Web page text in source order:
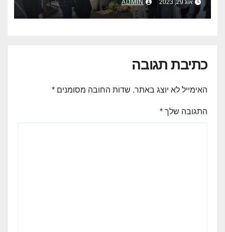
אוג 29, 2023 ADMIN
כתיבת תגובה
האימייל לא יוצג באתר. שדות החובה מסומנים *
התגובה שלך *